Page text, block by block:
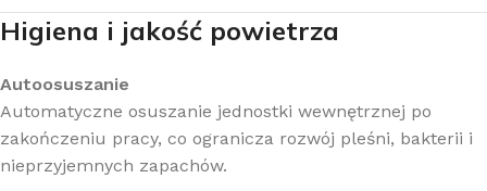
Higiena i jakość powietrza
Autoosuszanie
Automatyczne osuszanie jednostki wewnętrznej po
zakończeniu pracy, co ogranicza rozwój pleśni, bakterii i
nieprzyjemnych zapachów.